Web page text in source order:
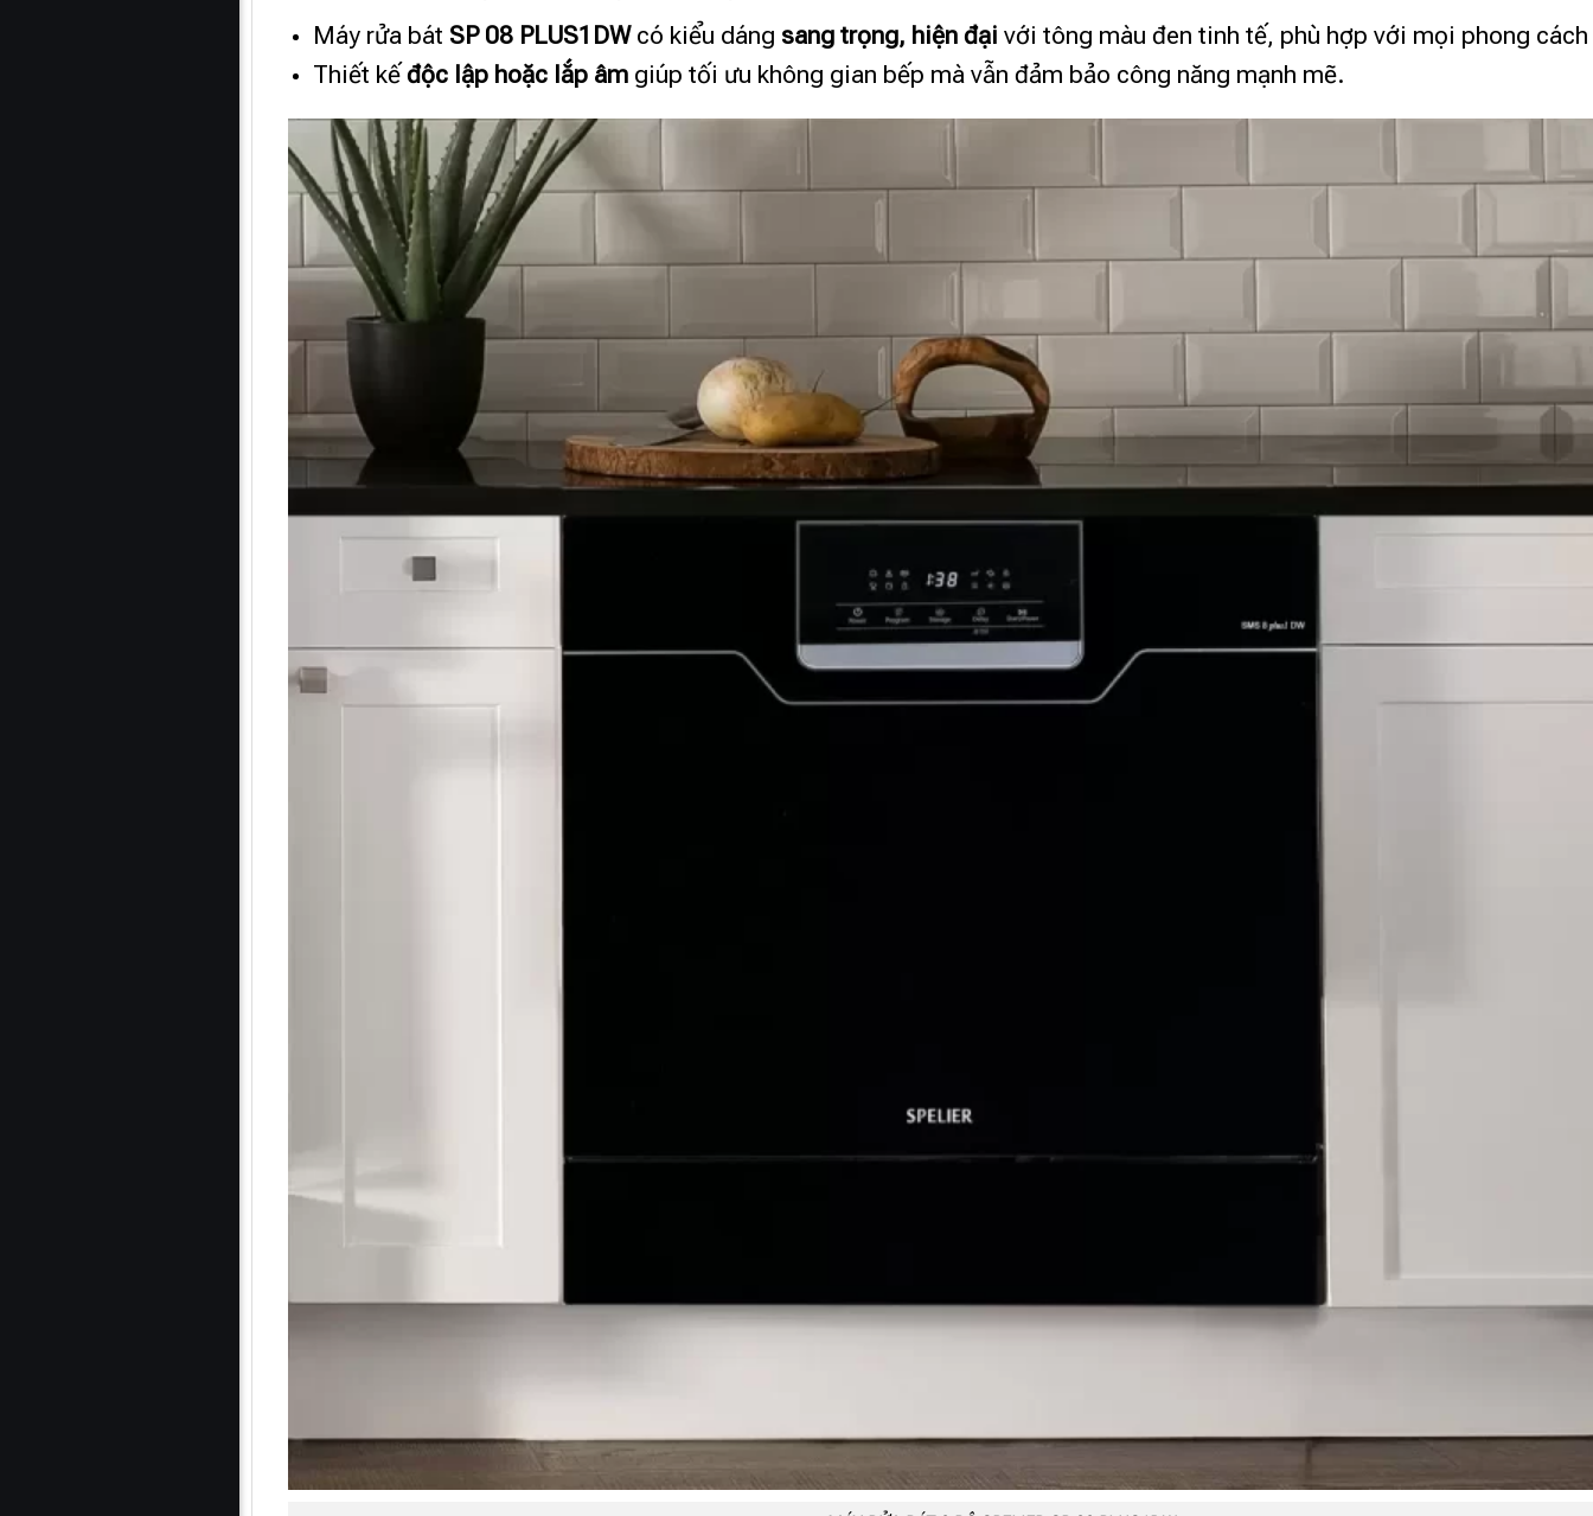
Máy rửa bát SP 08 PLUS1DWcó kiểu dáng sang trọng, hiện đại với tông màu đen tinh tế, phù hợp với mọi phong
Thiết kếđộc lập hoặc lắp âm giúp tối ưu không gian bếp mà vẫn đảm bảo công năng mạnh mẽ.